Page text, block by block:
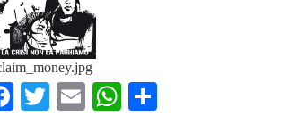
Facebook
TwitterEmailWhatsApp